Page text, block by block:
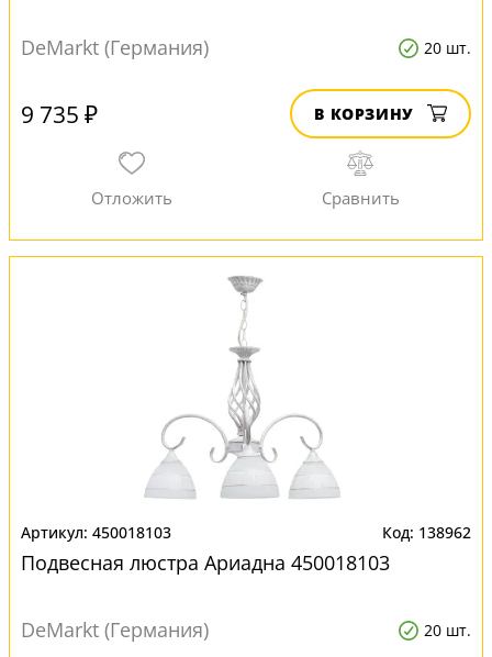
DeMarkt (Германия) 20 шт.
9 735 ₽ В КОРЗИНУ
450018103 138962
Подвесная люстра Ариадна 450018103
DeMarkt (Германия) 20 шт.